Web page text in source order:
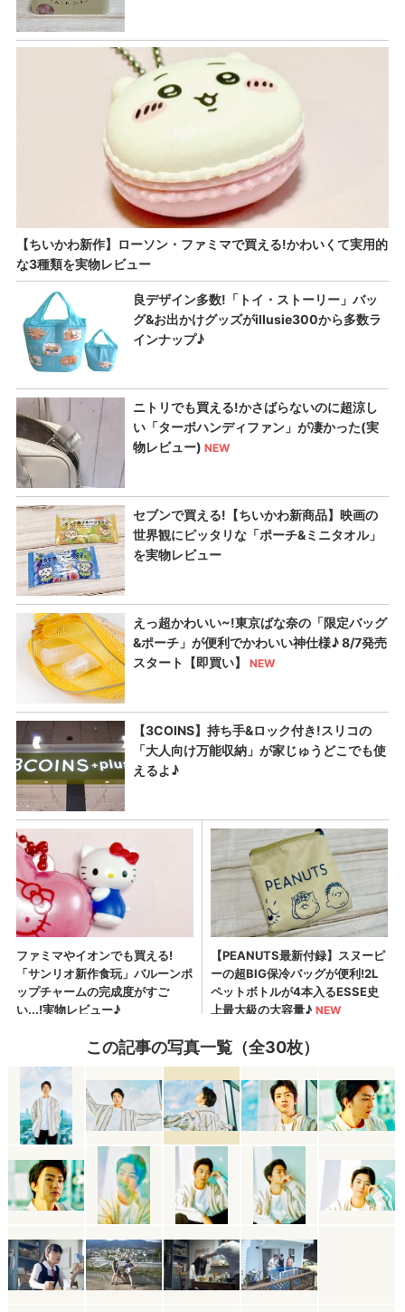
この記事の写真一覧（全30枚）